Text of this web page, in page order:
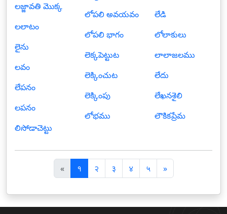
లజ్జావతి మొక్క
లలాటం
లైను
లవం
లేపనం
లపనం
లిసోడాచెట్టు
లోపలి అవయవం
లోపలి భాగం
లెక్కపెట్టుట
లెక్కించుట
లెక్కింపు
లోభము
లేడి
లోలాకులు
లాలాజలము
లేదు
లేఖనశైలి
లౌకికప్రేమ
«पि
छ
ला
१ २ ३ ४ ५ »अ
ग
ला